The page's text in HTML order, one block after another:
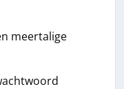
meertalige